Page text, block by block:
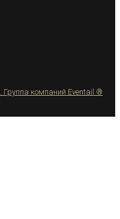
Группа компаний Eventail ®